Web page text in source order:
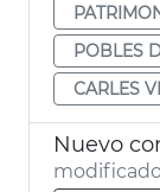
POBLES
CARLES